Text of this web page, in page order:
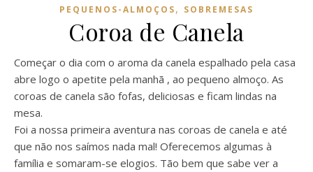
PEQUENOS-ALMOÇOS, SOBREMESAS
Coroa de Canela
Começar o dia com o aroma da canela espalhado pela casa
abre logo o apetite pela manhã , ao pequeno almoço. As
coroas de canela são fofas, deliciosas e ficam lindas na
mesa.
Foi a nossa primeira aventura nas coroas de canela e até
que não nos saímos nada mal! Oferecemos algumas à
família e somaram-se elogios. Tão bem que sabe ver a